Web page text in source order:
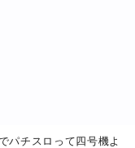
パチスロって四号機よ